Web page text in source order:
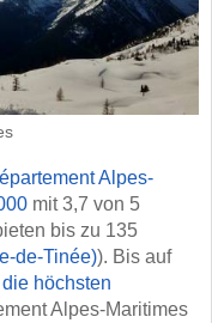
Alpes-
mit 3,7 von 5
bis zu 135
de-Tinée)). Bis auf
die höchsten
Alpes-Maritimes